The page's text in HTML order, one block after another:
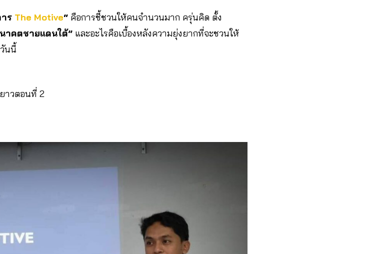
ร The Motive“ คือการชี้ชวนให้คนจำนวนมาก ครุ่นคิด ตั้ง
าคตชายแดนใต้” และอะไรคือเบื้องหลังความยุ่งยากที่จะชวนให้
นนี้
าวตอนที่ 2